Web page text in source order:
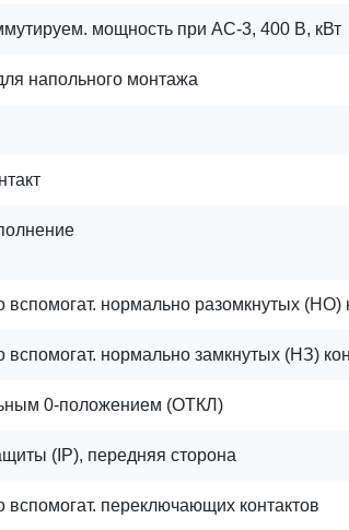
мощность при AC-3, 400 В, кВт
напольного монтажа
вспомогат. нормально разомкнутых (НО)
вспомогат. нормально замкнутых (НЗ)
0-положением (ОТКЛ)
(IP), передняя сторона
вспомогат. переключающих контактов